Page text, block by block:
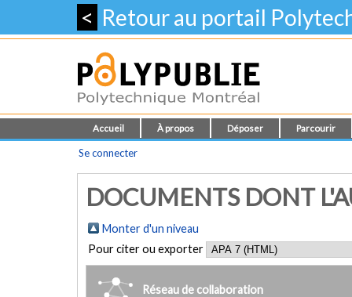
< Retour au portail
Accueil À propos Déposer Parcourir
Se connecter
DOCUMENTS DONT
Monter d'un niveau
Pour citer ou exporter
Réseau de collaboration